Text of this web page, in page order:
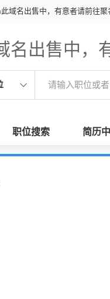
域名出售中，有意者请前往
名出售中，
职位搜索 简历